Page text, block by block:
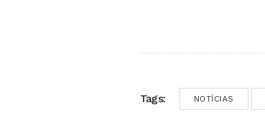
Tags: NOTÍCIAS